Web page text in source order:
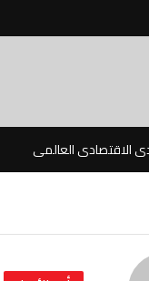
الاقتصادى العالمى